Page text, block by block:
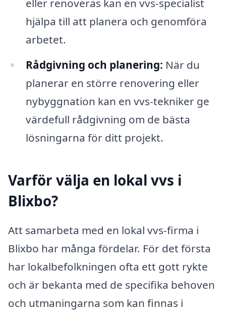
eller renoveras kan en vvs-specialist
hjälpa till att planera och genomföra
arbetet.
Rådgivning och planering: När du
planerar en större renovering eller
nybyggnation kan en vvs-tekniker ge
värdefull rådgivning om de bästa
lösningarna för ditt projekt.
Varför välja en lokal vvs i
Blixbo?
Att samarbeta med en lokal vvs-firma i
Blixbo har många fördelar. För det första
har lokalbefolkningen ofta ett gott rykte
och är bekanta med de specifika behoven
och utmaningarna som kan finnas i